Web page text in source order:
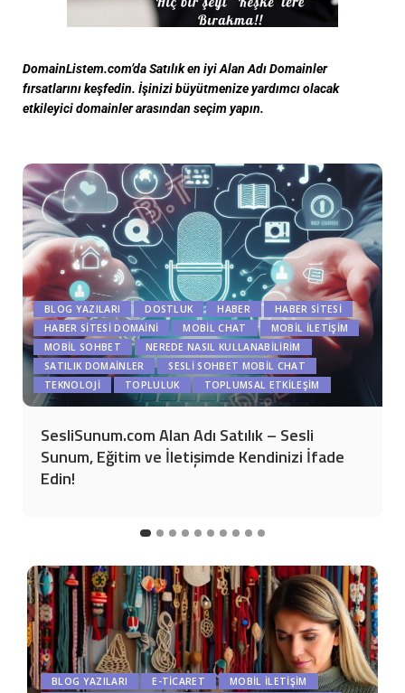
DomainListem.com’da Satılık en iyi Alan Adı Domainler
fırsatlarını keşfedin. İşinizi büyütmenize yardımcı olacak
etkileyici domainler arasından seçim yapın.
BLOG YAZILARI DOSTLUK HABER
HABER SITESI
HABER SITESI DOMAINI
MOBIL CHAT
MOBIL İLETIŞIM
MOBIL SOHBET
NEREDE NASIL KULLANABILIRIM
SATILIK DOMAİNLER
SESLI SOHBET MOBIL CHAT
TEKNOLOJI
TOPLULUK TOPLUMSAL ETKILEŞIM
SesliSunum.com Alan Adı Satılık – Sesli
Sunum, Eğitim ve İletişimde Kendinizi İfade
Edin!
BLOG YAZILARI E-TICARET
MOBIL İLETIŞIM